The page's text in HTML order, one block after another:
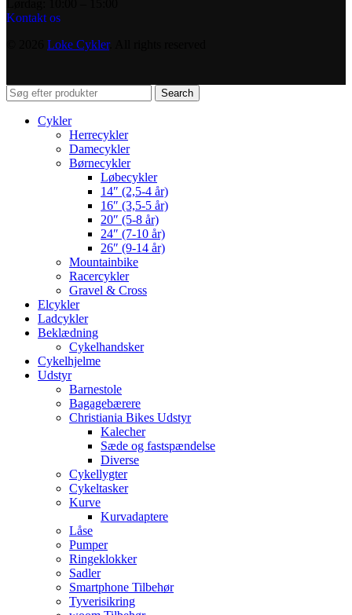
Kontakt os
Loke Cykler. All rights reserved
Search
Cykler
Herrecykler
Damecykler
Børnecykler
Løbecykler
14″ (2,5-4 år)
16″ (3,5-5 år)
20″ (5-8 år)
24″ (7-10 år)
26″ (9-14 år)
Mountainbike
Racercykler
Gravel & Cross
Elcykler
Ladcykler
Beklædning
Cykelhandsker
Cykelhjelme
Udstyr
Barnestole
Bagagebærere
Christiania Bikes Udstyr
Kalecher
Sæde og fastspændelse
Diverse
Cykellygter
Cykeltasker
Kurve
Kurvadaptere
Låse
Pumper
Ringeklokker
Sadler
Smartphone Tilbehør
Tyverisikring